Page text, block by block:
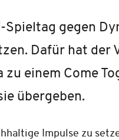
gegen
Dafür hat der
einem Come
übergeben.
Impulse zu